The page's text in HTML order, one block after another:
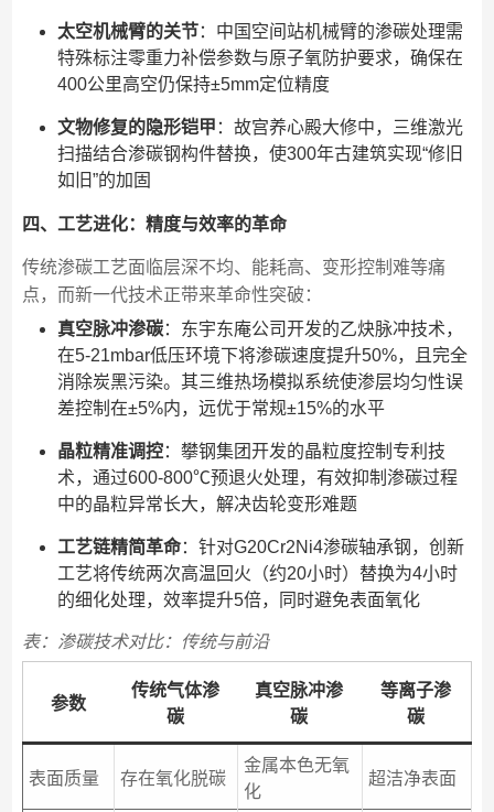
太空机械臂的关节：中国空间站机械臂的渗碳处理需
特殊标注零重力补偿参数与原子氧防护要求，确保在
400公里高空仍保持±5mm定位精度
文物修复的隐形铠甲 ：故宫养心殿大修中，三维激光
扫描结合渗碳钢构件替换，使300年古建筑实现“修旧
如旧”的加固
四、工艺进化：精度与效率的革命
传统渗碳工艺面临层深不均、能耗高、变形控制难等痛
点，而新一代技术正带来革命性突破：
真空脉冲渗碳：东宇东庵公司开发的乙炔脉冲技术，
在5-21mbar低压环境下将渗碳速度提升50%，且完全
消除炭黑污染。其三维热场模拟系统使渗层均匀性误
差控制在±5%内，远优于常规±15%的水平
晶粒精准调控：攀钢集团开发的晶粒度控制专利技
术，通过600-800℃预退火处理，有效抑制渗碳过程
中的晶粒异常长大，解决齿轮变形难题
工艺链精简革命：针对G20Cr2Ni4渗碳轴承钢，创新
工艺将传统两次高温回火（约20小时）替换为4小时
的细化处理，效率提升5倍，同时避免表面氧化
表：渗碳技术对比：传统与前沿
参数
传统气体渗
碳
真空脉冲渗
碳
等离子渗
碳
表面质量 存在氧化脱碳
金属本色无氧
化
超洁净表面